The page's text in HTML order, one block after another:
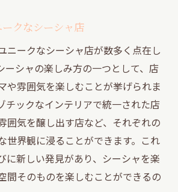
クなシーシャ店
ニークなシーシャ店が数多く点在し
ーシャの楽しみ方の一つとして、店
や雰囲気を楽しむことが挙げられま
チックなインテリアで統一された店
囲気を醸し出す店など、それぞれの
世界観に浸ることができます。これ
に新しい発見があり、シーシャを楽
間そのものを楽しむことができるの